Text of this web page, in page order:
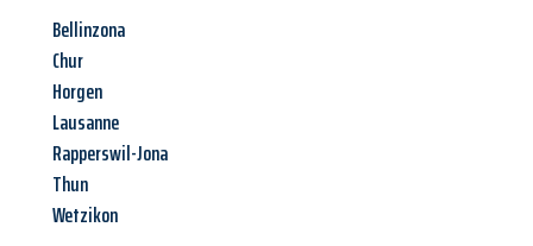
Bellinzona
Chur
Horgen
Lausanne
Rapperswil-Jona
Thun
Wetzikon